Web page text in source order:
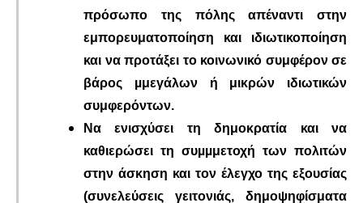
πρόσωπο της πόλης απέναντι στην
εμπορευματοποίηση και ιδιωτικοποίηση
και να προτάξει το κοινωνικό συμφέρον σε
βάρος µμεγάλων ή μικρών ιδιωτικών
συμφερόντων.
Να ενισχύσει τη δημοκρατία και να
καθιερώσει τη συµµμετοχή των πολιτών
στην άσκηση και τον έλεγχο της εξουσίας
(συνελεύσεις γειτονιάς, δημοψηφίσματα